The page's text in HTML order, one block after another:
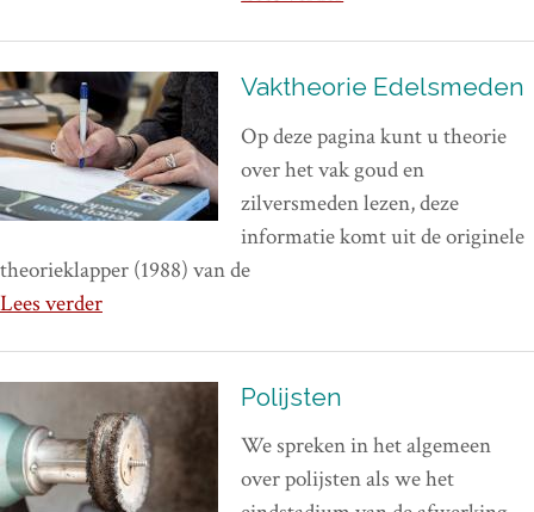
Vaktheorie Edelsmeden
Op deze pagina kunt u theorie
over het vak goud en
zilversmeden lezen, deze
informatie komt uit de originele
theorieklapper (1988) van de
Lees verder
Polijsten
We spreken in het algemeen
over polijsten als we het